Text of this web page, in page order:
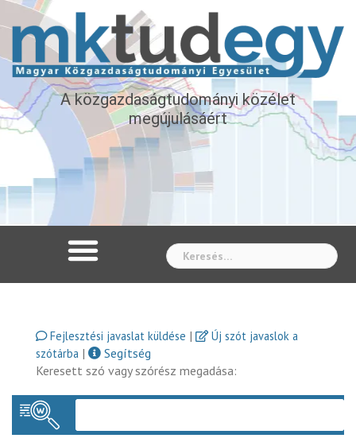
A közgazdaságtudományi közélet
megújulásáért
Fejlesztési javaslat küldése |
Új szót javaslok a
szótárba |
Segítség
Keresett szó vagy szórész megadása: